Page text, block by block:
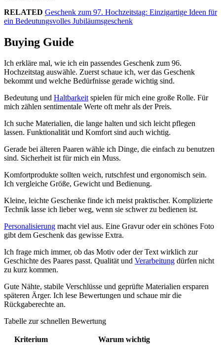
RELATED Geschenk zum 97. Hochzeitstag: Einzigartige Ideen für
ein Bedeutungsvolles Jubiläumsgeschenk
Buying Guide
Ich erkläre mal, wie ich ein passendes Geschenk zum 96.
Hochzeitstag auswähle. Zuerst schaue ich, wer das Geschenk
bekommt und welche Bedürfnisse gerade wichtig sind.
Bedeutung und Haltbarkeit spielen für mich eine große Rolle. Für
mich zählen sentimentale Werte oft mehr als der Preis.
Ich suche Materialien, die lange halten und sich leicht pflegen
lassen. Funktionalität und Komfort sind auch wichtig.
Gerade bei älteren Paaren wähle ich Dinge, die einfach zu benutzen
sind. Sicherheit ist für mich ein Muss.
Komfortprodukte sollten weich, rutschfest und ergonomisch sein.
Ich vergleiche Größe, Gewicht und Bedienung.
Kleine, leichte Geschenke finde ich meist praktischer. Komplizierte
Technik lasse ich lieber weg, wenn sie schwer zu bedienen ist.
Personalisierung macht viel aus. Eine Gravur oder ein schönes Foto
gibt dem Geschenk das gewisse Extra.
Ich frage mich immer, ob das Motiv oder der Text wirklich zur
Geschichte des Paares passt. Qualität und Verarbeitung dürfen nicht
zu kurz kommen.
Gute Nähte, stabile Verschlüsse und geprüfte Materialien ersparen
späteren Ärger. Ich lese Bewertungen und schaue mir die
Rückgaberechte an.
Tabelle zur schnellen Bewertung
Kriterium
Warum wichtig